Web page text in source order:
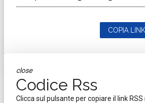
COPIA LINK
close
Codice Rss
Clicca sul pulsante per copiare il link RSS